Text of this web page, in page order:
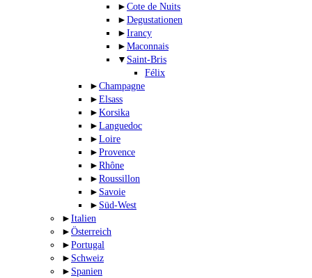
► Cote de Nuits
► Degustationen
► Irancy
► Maconnais
▼ Saint-Bris
Félix
► Champagne
► Elsass
► Korsika
► Languedoc
► Loire
► Provence
► Rhône
► Roussillon
► Savoie
► Süd-West
► Italien
► Österreich
► Portugal
► Schweiz
► Spanien